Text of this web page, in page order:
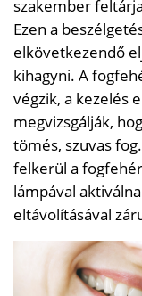
szakember
Ezen a
elkövetkezendő
kihagyni. A
végzik, a kezelés
megvizsgálják,
tömés, szuvas
felkerül a
lámpával
eltávolításával